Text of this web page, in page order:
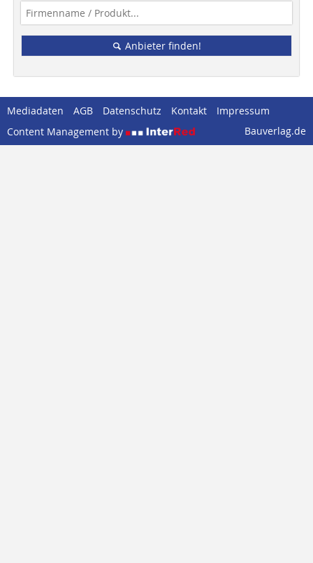
Anbieter finden!
Mediadaten AGB Datenschutz Kontakt
Impressum
Content Management by
Bauverlag.de